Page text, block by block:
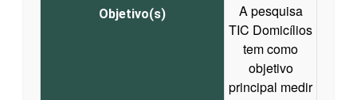
Objetivo(s)
A pesquisa
TIC Domicílios
tem como
objetivo
principal medir